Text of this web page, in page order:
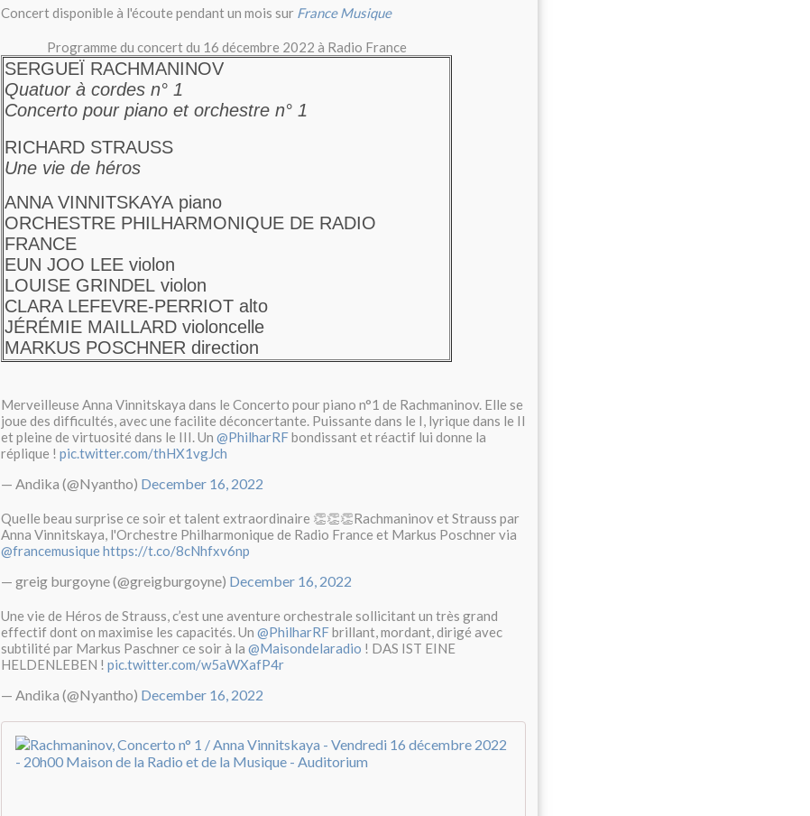
Concert disponible à l'écoute pendant un mois sur France Musique
Programme du concert du 16 décembre 2022 à Radio France
SERGUEÏ RACHMANINOV
Quatuor à cordes n° 1
Concerto pour piano et orchestre n° 1
RICHARD STRAUSS
Une vie de héros
ANNA VINNITSKAYA piano
ORCHESTRE PHILHARMONIQUE DE RADIO
FRANCE
EUN JOO LEE violon
LOUISE GRINDEL violon
CLARA LEFEVRE-PERRIOT alto
JÉRÉMIE MAILLARD violoncelle
MARKUS POSCHNER direction
Merveilleuse Anna Vinnitskaya dans le Concerto pour piano n°1 de Rachmaninov. Elle se
joue des difficultés, avec une facilite déconcertante. Puissante dans le I, lyrique dans le II
et pleine de virtuosité dans le III. Un @PhilharRFbondissant et réactif lui donne la
réplique ! pic.twitter.com/thHX1vgJch
— Andika (@Nyantho) December 16, 2022
Quelle beau surprise ce soir et talent extraordinaire 👏👏👏Rachmaninov et Strauss par
Anna Vinnitskaya, l'Orchestre Philharmonique de Radio France et Markus Poschner via
@francemusiquehttps://t.co/8cNhfxv6np
— greig burgoyne (@greigburgoyne) December 16, 2022
Une vie de Héros de Strauss, c’est une aventure orchestrale sollicitant un très grand
effectif dont on maximise les capacités. Un @PhilharRFbrillant, mordant, dirigé avec
subtilité par Markus Paschner ce soir à la @Maisondelaradio ! DAS IST EINE
HELDENLEBEN ! pic.twitter.com/w5aWXafP4r
— Andika (@Nyantho) December 16, 2022